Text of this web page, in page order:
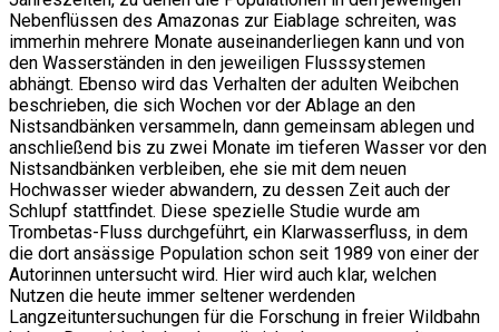
Nebenflüssen des Amazonas zur Eiablage schreiten, was
immerhin mehrere Monate auseinanderliegen kann und von
den Wasserständen in den jeweiligen Flusssystemen
abhängt. Ebenso wird das Verhalten der adulten Weibchen
beschrieben, die sich Wochen vor der Ablage an den
Nistsandbänken versammeln, dann gemeinsam ablegen und
anschließend bis zu zwei Monate im tieferen Wasser vor den
Nistsandbänken verbleiben, ehe sie mit dem neuen
Hochwasser wieder abwandern, zu dessen Zeit auch der
Schlupf stattfindet. Diese spezielle Studie wurde am
Trombetas-Fluss durchgeführt, ein Klarwasserfluss, in dem
die dort ansässige Population schon seit 1989 von einer der
Autorinnen untersucht wird. Hier wird auch klar, welchen
Nutzen die heute immer seltener werdenden
Langzeituntersuchungen für die Forschung in freier Wildbahn